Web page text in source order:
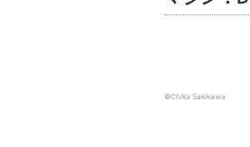
©Chika Sakikawa